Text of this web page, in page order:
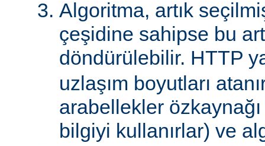
Algoritma, artık
çeşidine sahipse bu
döndürülebilir. HTTP
uzlaşım boyutları
arabellekler
bilgiyi kullanırlar) ve